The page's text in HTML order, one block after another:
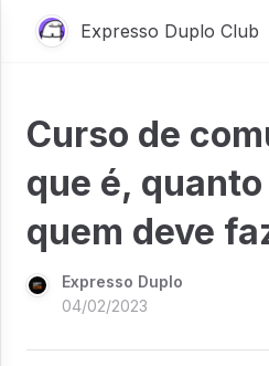
Expresso Duplo Club
Curso de
que é,
quem deve
Expresso Duplo
04/02/2023